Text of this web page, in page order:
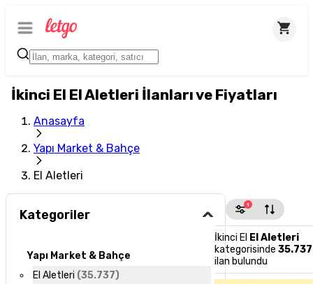
İkinci El El Aletleri İlanları ve Fiyatları
Anasayfa
Yapı Market & Bahçe
El Aletleri
Kategoriler
Yapı Market & Bahçe
El Aletleri (35.737)
1
İkinci El El Aletleri
kategorisinde 35.737
ilan bulundu